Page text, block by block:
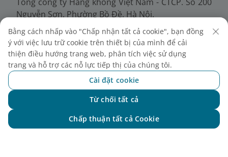
Nguyễn Sơn, Phường Bồ Đề, Hà Nội.
Điện thoại: (+84-24) 38272289. Fax: (+84-24)
38722375
Giấy chứng nhận đăng ký doanh nghiệp, mã số
doanh nghiệp 0100107518, đăng ký lần đầu ngày
30/6/2010, đăng ký thay đổi lần thứ 10 ngày
24/7/2025, cấp bởi Sở Tài chính Thành phố Hà Nội.
Bằng cách nhấp vào "Chấp nhận tất cả cookie", bạn đồng
ý với việc lưu trữ cookie trên thiết bị của mình để cải
thiện điều hướng trang web, phân tích việc sử dụng
trang và hỗ trợ các nỗ lực tiếp thị của chúng tôi.
Cài đặt cookie
Từ chối tất cả
Chấp thuận tất cả Cookie